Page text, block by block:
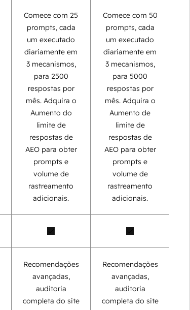
Comece com 25
prompts, cada
um executado
diariamente em
3 mecanismos,
para 2500
respostas por
mês. Adquira o
Aumento do
limite de
respostas de
AEO para obter
prompts e
volume de
rastreamento
adicionais.
Comece com 50
prompts, cada
um executado
diariamente em
3 mecanismos,
para 5000
respostas por
mês. Adquira o
Aumento de
limite de
respostas de
AEO para obter
prompts e
volume de
rastreamento
adicionais.
Recomendações
avançadas,
auditoria
completa do site
Recomendações
avançadas,
auditoria
completa do site